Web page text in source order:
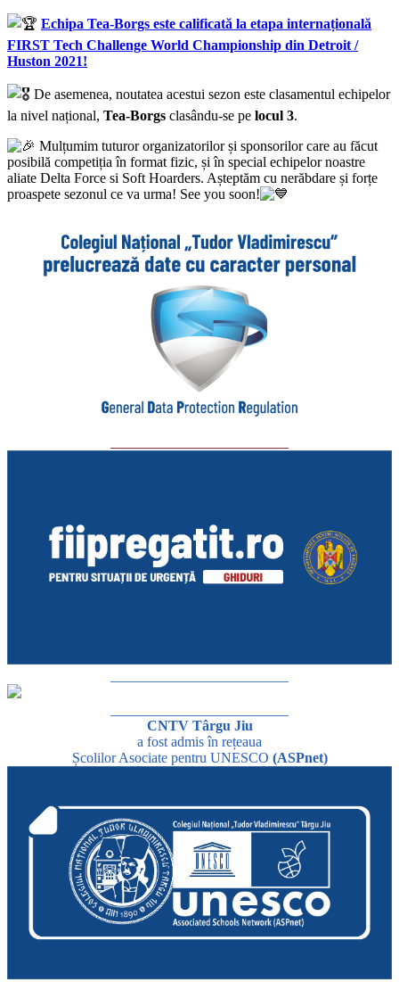
Echipa Tea-Borgs este calificată la etapa internațională
FIRST Tech Challenge World Championship din Detroit /
Huston 2021!
De asemenea, noutatea acestui sezon este clasamentul echipelor
la nivel național, Tea-Borgs clasându-se pe locul 3.
Mulțumim tuturor organizatorilor și sponsorilor care au făcut
posibilă competiția în format fizic, și în special echipelor noastre
aliate Delta Force si Soft Hoarders. Așteptăm cu nerăbdare și forțe
proaspete sezonul ce va urma! See you soon!
CNTV Târgu Jiu
a fost admis în rețeaua
Școlilor Asociate pentru UNESCO (ASPnet)